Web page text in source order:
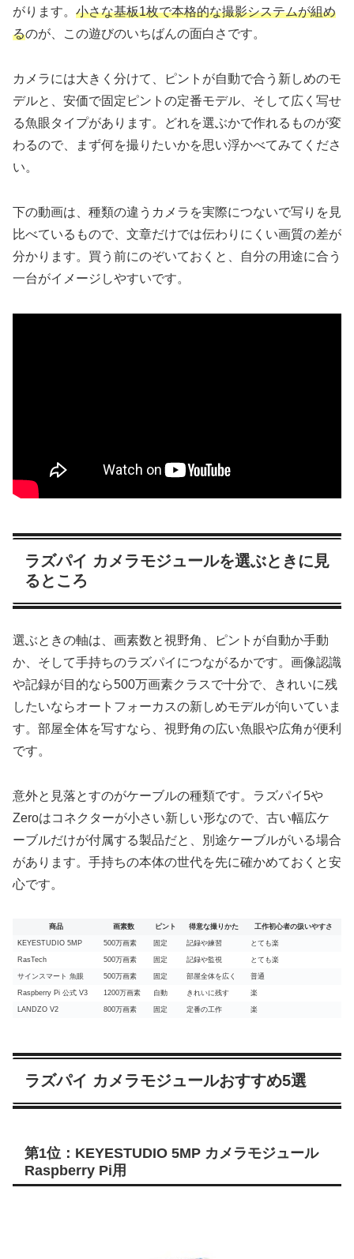
がります。 小さな基板1枚で本格的な撮影システムが組め
るのが、この遊びのいちばんの面白さです。
カメラには大きく分けて、ピントが自動で合う新しめのモ
デルと、安価で固定ピントの定番モデル、そして広く写せ
る魚眼タイプがあります。どれを選ぶかで作れるものが変
わるので、まず何を撮りたいかを思い浮かべてみてくださ
い。
下の動画は、種類の違うカメラを実際につないで写りを見
比べているもので、文章だけでは伝わりにくい画質の差が
分かります。買う前にのぞいておくと、自分の用途に合う
一台がイメージしやすいです。
ラズパイ カメラモジュールを選ぶときに見
るところ
選ぶときの軸は、画素数と視野角、ピントが自動か手動
か、そして手持ちのラズパイにつながるかです。画像認識
や記録が目的なら500万画素クラスで十分で、きれいに残
したいならオートフォーカスの新しめモデルが向いていま
す。部屋全体を写すなら、視野角の広い魚眼や広角が便利
です。
意外と見落とすのがケーブルの種類です。ラズパイ5や
Zeroはコネクターが小さい新しい形なので、古い幅広ケ
ーブルだけが付属する製品だと、別途ケーブルがいる場合
があります。手持ちの本体の世代を先に確かめておくと安
心です。
商品 画素数 ピント 得意な撮りかた 工作初心者の扱いやすさ
KEYESTUDIO 5MP 500万画素 固定 記録や練習 とても楽
RasTech 500万画素 固定 記録や監視 とても楽
サインスマート 魚眼 500万画素 固定 部屋全体を広く 普通
Raspberry Pi 公式 V3 1200万画素 自動 きれいに残す 楽
LANDZO V2 800万画素 固定 定番の工作 楽
ラズパイ カメラモジュールおすすめ5選
第1位：KEYESTUDIO 5MP カメラモジュール
Raspberry Pi用